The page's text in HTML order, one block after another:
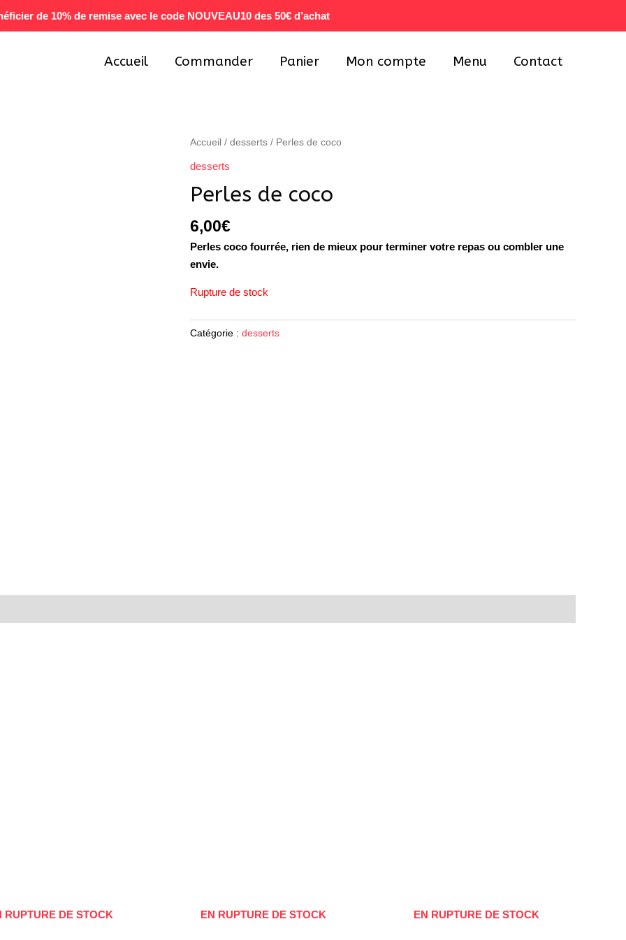
de 10% de remise avec le code NOUVEAU10 des 50€ d’achat
Accueil Commander Panier Mon compte Menu Contact
Accueil / desserts / Perles de coco
desserts
Perles de coco
6,00€
Perles coco fourrée, rien de mieux pour terminer votre repas ou combler une
envie.
Rupture de stock
Catégorie : desserts
RUPTURE DE STOCK EN RUPTURE DE STOCK EN RUPTURE DE STOCK